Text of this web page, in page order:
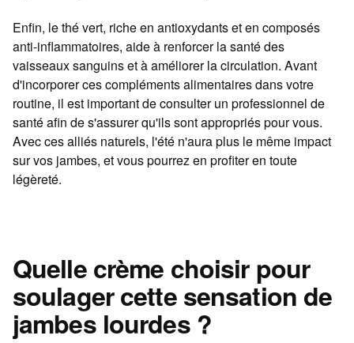
Enfin, le thé vert, riche en antioxydants et en composés
anti-inflammatoires, aide à renforcer la santé des
vaisseaux sanguins et à améliorer la circulation. Avant
d'incorporer ces compléments alimentaires dans votre
routine, il est important de consulter un professionnel de
santé afin de s'assurer qu'ils sont appropriés pour vous.
Avec ces alliés naturels, l'été n'aura plus le même impact
sur vos jambes, et vous pourrez en profiter en toute
légèreté.
Quelle crème choisir pour
soulager cette sensation de
jambes lourdes ?